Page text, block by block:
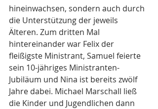
hineinwachsen, sondern auch durch
die Unterstützung der jeweils
Älteren. Zum dritten Mal
hintereinander war Felix der
fleißigste Ministrant, Samuel feierte
sein 10-jähriges Ministranten-
Jubiläum und Nina ist bereits zwölf
Jahre dabei. Michael Marschall ließ
die Kinder und Jugendlichen dann